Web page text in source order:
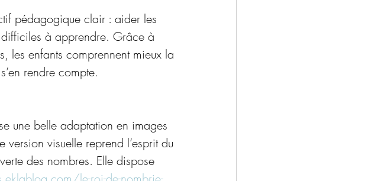
pédagogique clair : aider les
à apprendre. Grâce à
les enfants comprennent mieux la
rendre compte.
une belle adaptation en images
visuelle reprend l’esprit du
des nombres. Elle dispose